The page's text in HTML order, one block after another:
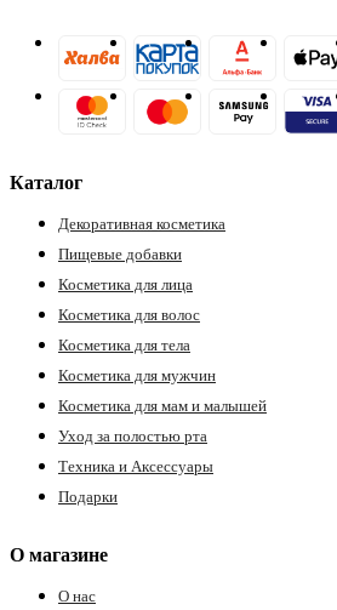
Каталог
Декоративная косметика
Пищевые добавки
Косметика для лица
Косметика для волос
Косметика для тела
Косметика для мужчин
Косметика для мам и малышей
Уход за полостью рта
Техника и Аксессуары
Подарки
О магазине
О нас